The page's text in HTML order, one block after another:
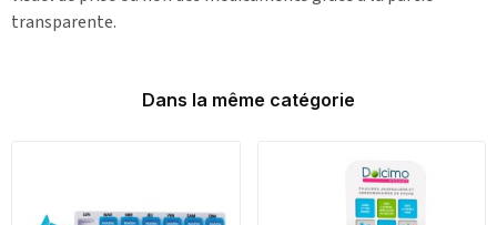
transparente.
Dans la même catégorie